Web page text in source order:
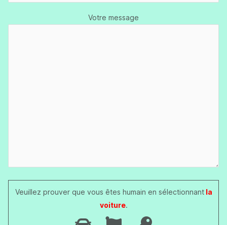
Votre message
Veuillez prouver que vous êtes humain en sélectionnantla
voiture.